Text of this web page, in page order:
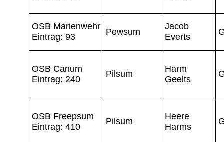
OSB Marienwehr
Eintrag: 93
Pewsum
Jacob
Everts
OSB Canum
Eintrag: 240
Pilsum
Harm
Geelts
OSB Freepsum
Eintrag: 410
Pilsum
Heere
Harms